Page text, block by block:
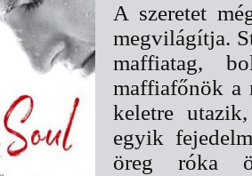
A szeretet
megvilágítja.
maffiatag,
maffiafőnök a
keletre
egyik
öreg róka